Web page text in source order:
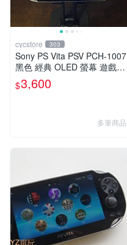
cycstore 303
Sony PS Vita PSV PCH-1007
黑色 經典 OLED 螢幕 遊戲掌
機 附充電線 經典收藏 掌上型
遊戲機
$3,600
多筆商品